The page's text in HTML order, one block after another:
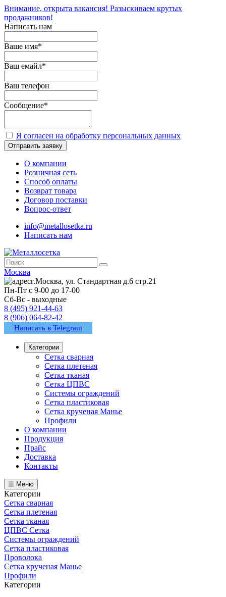
Внимание, открыта вакансия! Разыскиваем крутых
продажников!
Написать нам
Ваше имя*
Ваш емайл*
Ваш телефон
Сообщение*
Я согласен на обработку персональных данных
Отправить заявку
О компании
Розничная сеть
Способ оплаты
Возврат товара
Договор поставки
Вопрос-ответ
info@metallosetka.ru
Написать нам
Москва
г.Москва, ул. Стандартная д.6 стр.21
Пн-Пт с 9-00 до 17-00
Сб-Вс - выходные
8 (495) 921-44-63
8 (906) 064-82-42
Написать в Telegram
Категории
Сетка сварная
Сетка плетеная
Сетка тканая
Сетка ЦПВС
Системы ограждений
Сетка пластиковая
Сетка крученая Манье
Профили
О компании
Продукция
Прайс
Доставка
Контакты
☰ Меню
Категории
Сетка сварная
Сетка плетеная
Сетка тканая
ЦПВС Сетка
Системы ограждений
Сетка пластиковая
Проволока
Сетка крученая Манье
Профили
Категории